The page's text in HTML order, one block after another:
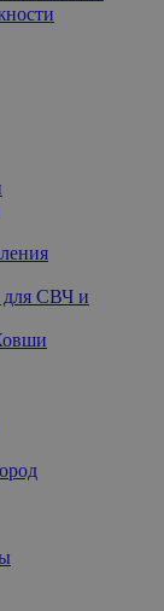
для СВЧ и